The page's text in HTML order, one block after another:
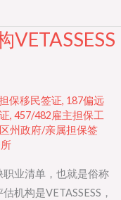
保移民签证, 187偏远
, 457/482雇主担保工
州政府/亲属担保签
业清单，也就是俗称
机构是VETASSESS，